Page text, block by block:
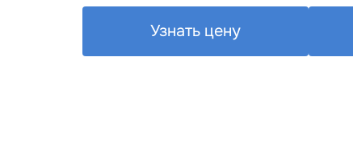
Узнать цену